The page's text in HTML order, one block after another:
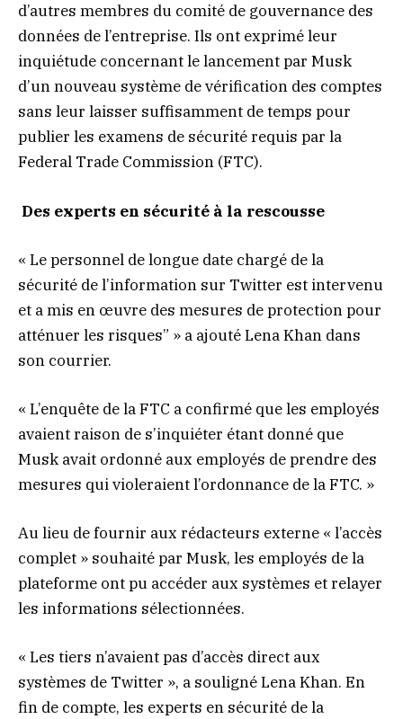
d’autres membres du comité de gouvernance des
données de l’entreprise. Ils ont exprimé leur
inquiétude concernant le lancement par Musk
d’un nouveau système de vérification des comptes
sans leur laisser suffisamment de temps pour
publier les examens de sécurité requis par la
Federal Trade Commission (FTC).
Des experts en sécurité à la rescousse
« Le personnel de longue date chargé de la
sécurité de l’information sur Twitter est intervenu
et a mis en œuvre des mesures de protection pour
atténuer les risques” » a ajouté Lena Khan dans
son courrier.
« L’enquête de la FTC a confirmé que les employés
avaient raison de s’inquiéter étant donné que
Musk avait ordonné aux employés de prendre des
mesures qui violeraient l’ordonnance de la FTC. »
Au lieu de fournir aux rédacteurs externe « l’accès
complet » souhaité par Musk, les employés de la
plateforme ont pu accéder aux systèmes et relayer
les informations sélectionnées.
« Les tiers n’avaient pas d’accès direct aux
systèmes de Twitter », a souligné Lena Khan. En
fin de compte, les experts en sécurité de la